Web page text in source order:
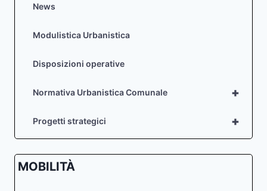
News
Modulistica Urbanistica
Disposizioni operative
+
Normativa Urbanistica Comunale
+
Progetti strategici
MOBILITÀ